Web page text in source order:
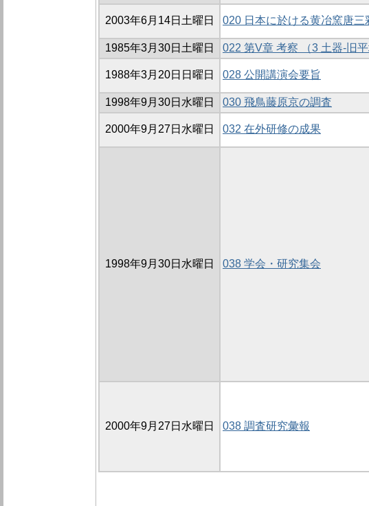
2003年6月14日土曜日 020 日本に於ける黄冶窯唐
1985年3月30日土曜日
022 第V章 考察 （3 土器-旧
1988年3月20日日曜日 028 公開講演会要旨
1998年9月30日水曜日
030 飛鳥藤原京の調査
2000年9月27日水曜日 032 在外研修の成果
1998年9月30日水曜日 038 学会・研究集会
2000年9月27日水曜日 038 調査研究彙報